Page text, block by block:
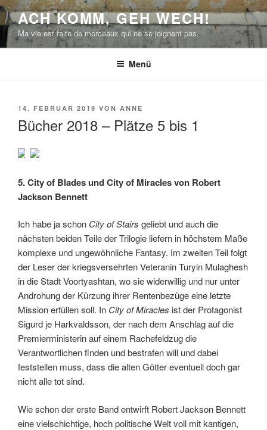
Zum
Inhalt
springen
ACH KOMM, GEH WECH!
Ma vie est faite de morceaux qui ne se joignent pas.
Menü
VERÖFFENTLICHT
14. FEBRUAR 2019 VON ANNE
Bücher 2018 – Plätze 5 bis 1
5. City of Blades und City of Miracles von Robert
Jackson Bennett
Ich habe ja schon City of Stairs geliebt und auch die
nächsten beiden Teile der Trilogie liefern in höchstem Maße
komplexe und ungewöhnliche Fantasy. Im zweiten Teil folgt
der Leser der kriegsversehrten Veteranin Turyin Mulaghesh
in die Stadt Voortyashtan, wo sie widerwillig und nur unter
Androhung der Kürzung ihrer Rentenbezüge eine letzte
Mission erfüllen soll. In City of Miracles ist der Protagonist
Sigurd je Harkvaldsson, der nach dem Anschlag auf die
Premierministerin auf einem Rachefeldzug die
Verantwortlichen finden und bestrafen will und dabei
feststellen muss, dass die alten Götter eventuell doch gar
nicht alle tot sind.
Wie schon der erste Band entwirft Robert Jackson Bennett
eine vielschichtige, hoch politische Welt voll mit kantigen,